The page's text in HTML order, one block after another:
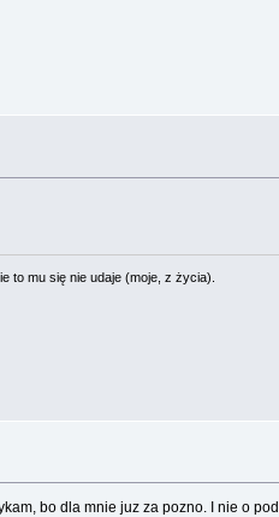
to mu się nie udaje (moje, z życia).
bo dla mnie juz za pozno. I nie o